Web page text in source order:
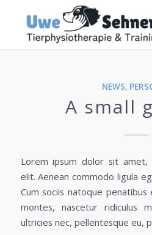
NEWS,
A small
Lorem ipsum dolor sit amet,
elit. Aenean commodo ligula
Cum sociis natoque
montes, nascetur ridiculus
ultricies nec, pellentesque eu,